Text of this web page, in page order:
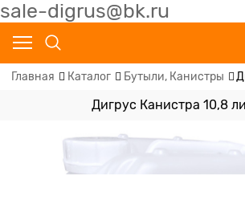
sale-digrus@bk.ru
Главная Каталог Бутыли, Канистры
Дигрус Канистра 10,8